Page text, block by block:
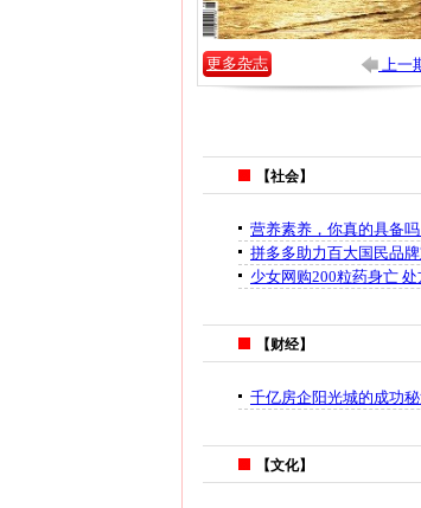
更多杂志 上一
【社会】
营养素养，你真的具备吗
拼多多助力百大国民品
少女网购200粒药身亡
【财经】
千亿房企阳光城的成功
【文化】